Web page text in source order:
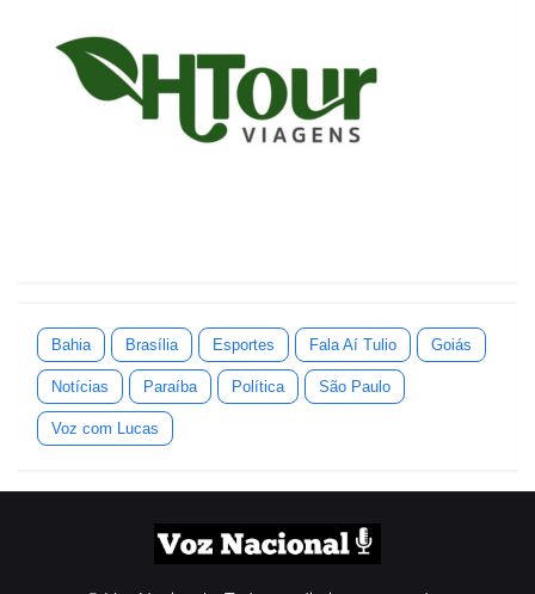
Bahia Brasília Esportes Fala Aí Tulio Goiás
Notícias Paraíba Política São Paulo
Voz com Lucas